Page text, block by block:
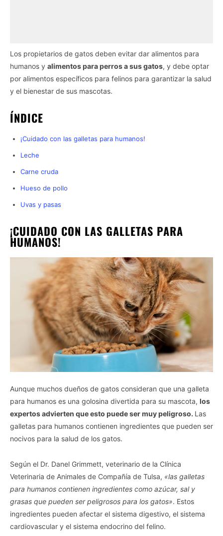
Los propietarios de gatos deben evitar dar alimentos para
humanos y alimentos para perros a sus gatos, y debe optar
por alimentos específicos para felinos para garantizar la salud
y el bienestar de sus mascotas.
ÍNDICE
¡Cuidado con las galletas para humanos!
Leche
Carne cruda
Hueso de pollo
Uvas y pasas
¡CUIDADO CON LAS GALLETAS PARA
HUMANOS!
Aunque muchos dueños de gatos consideran que una galleta
para humanos es una golosina divertida para su mascota, los
expertos advierten que esto puede ser muy peligroso. Las
galletas para humanos contienen ingredientes que pueden ser
nocivos para la salud de los gatos.
Según el Dr. Danel Grimmett, veterinario de la Clínica
Veterinaria de Animales de Compañía de Tulsa, «las galletas
para humanos contienen ingredientes como azúcar, sal y
grasas que pueden ser peligrosos para los gatos». Estos
ingredientes pueden afectar el sistema digestivo, el sistema
cardiovascular y el sistema endocrino del felino.